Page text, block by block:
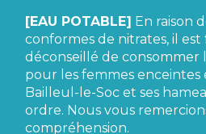
[EAU POTABLE] En raison
conformes de nitrates, il
déconseillé de consommer
pour les femmes enceintes
Bailleul-le-Soc et ses
ordre. Nous vous
compréhension.